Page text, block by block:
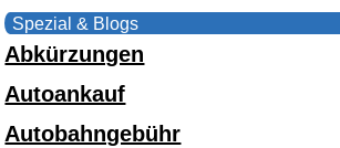
Spezial & Blogs
Abkürzungen
Autoankauf
Autobahngebühr